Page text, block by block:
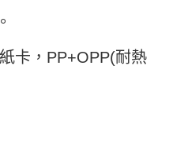
需儲值。
可結帳。
。
後，將跳轉至「AFTEE先享後付」
請控制商品重量在9~9.5
費
卡，PP+OPP(耐熱